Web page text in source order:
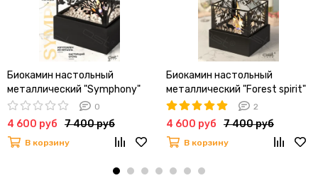
Биокамин настольный
металлический "Symphony"
0
4 600 руб 7 400 руб
В корзину
Биокамин настольный
металлический "Forest spirit"
2
4 600 руб 7 400 руб
В корзину